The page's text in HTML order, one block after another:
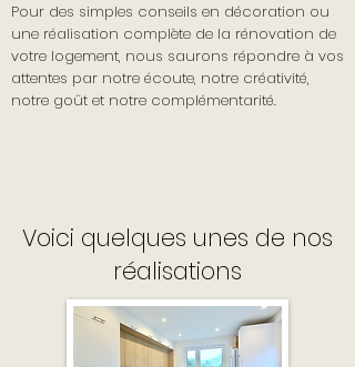
Pour des simples conseils en décoration ou
une réalisation complète de la rénovation de
votre logement, nous saurons répondre à vos
attentes par notre écoute, notre créativité,
notre goût et notre complémentarité.
Voici quelques unes de nos
réalisations